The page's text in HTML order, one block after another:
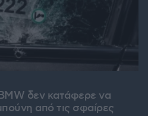
δεν κατάφερε να
από τις σφαίρες